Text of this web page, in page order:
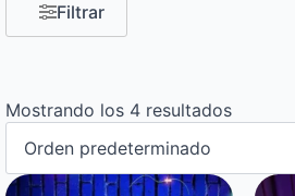
Filtrar
Mostrando los 4 resultados